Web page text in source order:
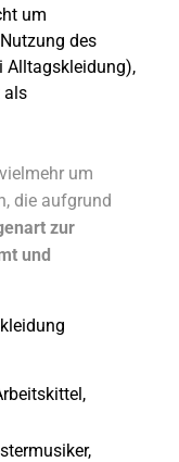
um
des
Alltagskleidung),
als
um
die aufgrund
zur
und